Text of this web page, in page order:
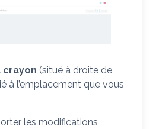
(situé à droite de
à l’emplacement que vous
les modifications